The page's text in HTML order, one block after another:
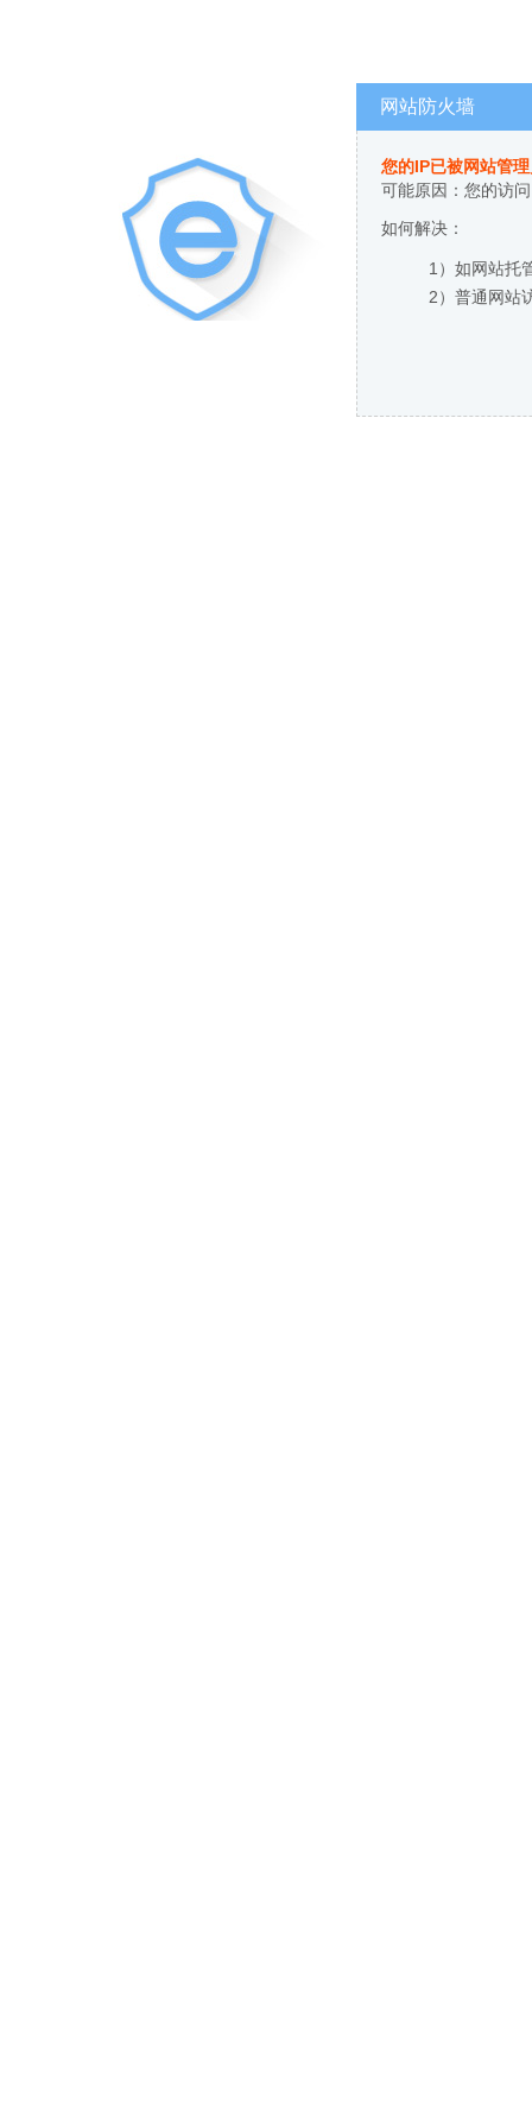
网站防火墙
您的IP已被网站管
可能原因：您的访
如何解决：
1）如网站托
2）普通网站